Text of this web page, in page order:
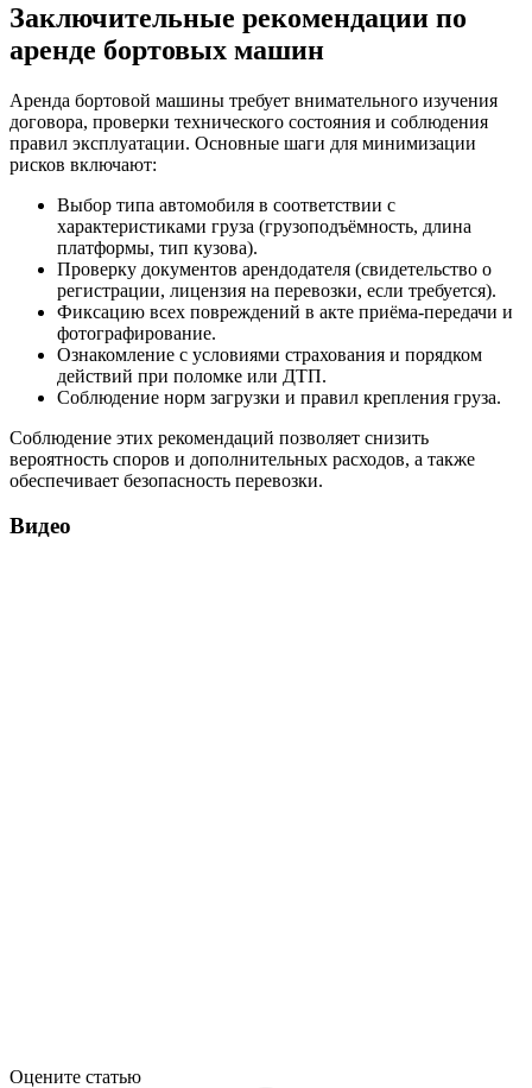
Заключительные рекомендации по
аренде бортовых машин
Аренда бортовой машины требует внимательного изучения
договора, проверки технического состояния и соблюдения
правил эксплуатации. Основные шаги для минимизации
рисков включают:
Выбор типа автомобиля в соответствии с
характеристиками груза (грузоподъёмность, длина
платформы, тип кузова).
Проверку документов арендодателя (свидетельство о
регистрации, лицензия на перевозки, если требуется).
Фиксацию всех повреждений в акте приёма-передачи и
фотографирование.
Ознакомление с условиями страхования и порядком
действий при поломке или ДТП.
Соблюдение норм загрузки и правил крепления груза.
Соблюдение этих рекомендаций позволяет снизить
вероятность споров и дополнительных расходов, а также
обеспечивает безопасность перевозки.
Видео
Оцените статью